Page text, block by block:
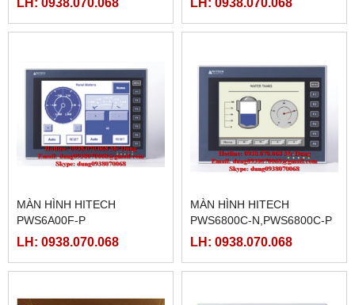
MÀN HÌNH HITECH
PWS6A00F-P
LH: 0938.070.068
MÀN HÌNH HITECH
PWS6800C-N,PWS6800C-P
LH: 0938.070.068